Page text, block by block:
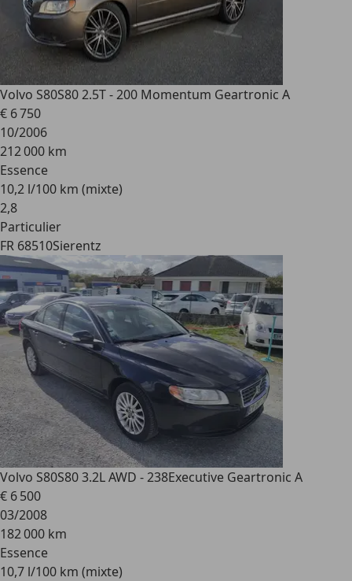
Volvo S80S80 2.5T - 200 Momentum Geartronic A
€ 6 750
10/2006
212 000 km
Essence
10,2 l/100 km (mixte)
2,8
Particulier
FR 68510Sierentz
Volvo S80S80 3.2L AWD - 238Executive Geartronic A
€ 6 500
03/2008
182 000 km
Essence
10,7 l/100 km (mixte)